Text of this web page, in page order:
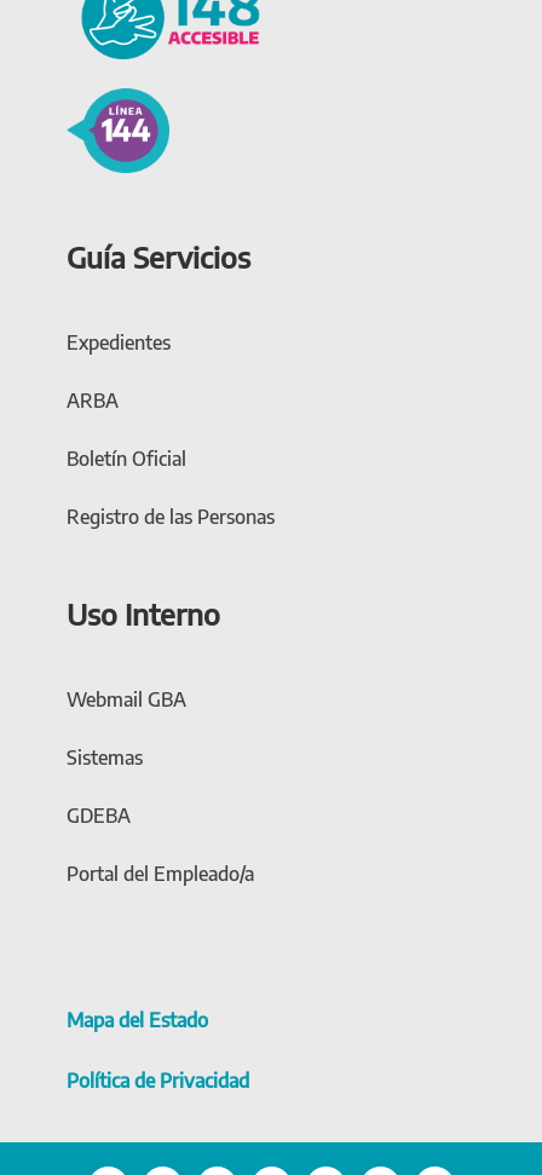
Guía Servicios
Expedientes
ARBA
Boletín Oficial
Registro de las Personas
Uso Interno
Webmail GBA
Sistemas
GDEBA
Portal del Empleado/a
Mapa del Estado
Política de Privacidad